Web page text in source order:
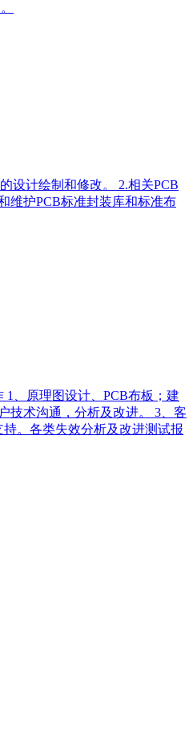
设计绘制和修改。 2.相关PCB
维护PCB标准封装库和标准布
1、原理图设计、PCB布板；建
技术沟通，分析及改进。 3、客
持。各类失效分析及改进测试报